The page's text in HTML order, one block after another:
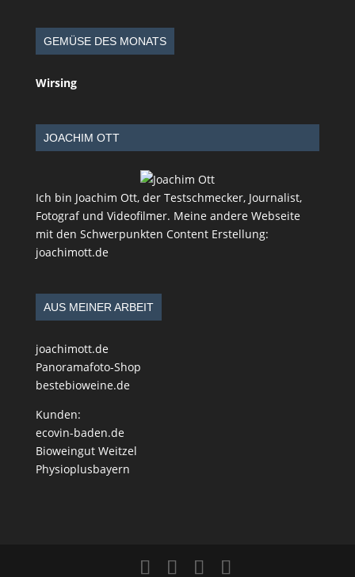
GEMÜSE DES MONATS
Wirsing
JOACHIM OTT
Ich bin Joachim Ott, der Testschmecker, Journalist,
Fotograf und Videofilmer. Meine andere Webseite
mit den Schwerpunkten Content Erstellung:
joachimott.de
AUS MEINER ARBEIT
joachimott.de
Panoramafoto-Shop
bestebioweine.de
Kunden:
ecovin-baden.de
Bioweingut Weitzel
Physioplusbayern